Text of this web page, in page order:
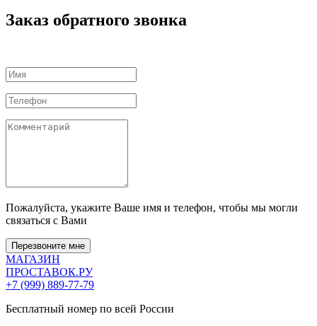
Заказ обратного звонка
Пожалуйста, укажите Ваше имя и телефон, чтобы мы могли
связаться с Вами
Перезвоните мне
МАГАЗИН
ПРОСТАВОК.РУ
+7 (999) 889-77-79
Бесплатный номер по всей России